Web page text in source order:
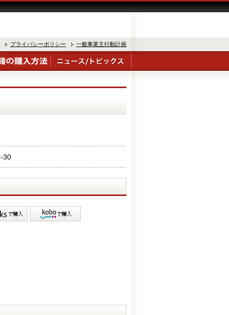
プライバシーポリシー 一般事業主行動計画
30